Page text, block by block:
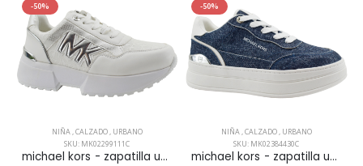
-50%
NIÑA,CALZADO, URBANO
SKU: MK02299111C
michael kors - zapatilla urnbana cosmo maddy para niña junior
-50%
NIÑA,CALZADO, URBANO
SKU: MK02384430C
michael kors - zapatilla urnbana hayes para niña junior